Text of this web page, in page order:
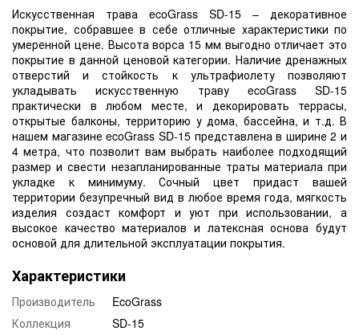
Искусственная трава ecoGrass SD-15 – декоративное
покрытие, собравшее в себе отличные характеристики по
умеренной цене. Высота ворса 15 мм выгодно отличает это
покрытие в данной ценовой категории. Наличие дренажных
отверстий и стойкость к ультрафиолету позволяют
укладывать искусственную траву ecoGrass SD-15
практически в любом месте, и декорировать террасы,
открытые балконы, территорию у дома, бассейна, и т.д. В
нашем магазине ecoGrass SD-15 представлена в ширине 2 и
4 метра, что позволит вам выбрать наиболее подходящий
размер и свести незапланированные траты материала при
укладке к минимуму. Сочный цвет придаст вашей
территории безупречный вид в любое время года, мягкость
изделия создаст комфорт и уют при использовании, а
высокое качество материалов и латексная основа будут
основой для длительной эксплуатации покрытия.
Характеристики
Производитель
EcoGrass
Коллекция
SD-15